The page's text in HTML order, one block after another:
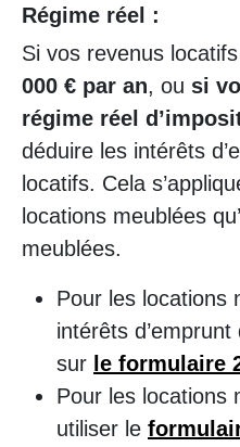
Régime réel :
Si vos revenus
000 € par an, ou si
régime réel
déduire les intérêts
locatifs. Cela
locations meublées
meublées.
Pour les locations
intérêts
sur le formulaire
Pour les locations
utiliser le